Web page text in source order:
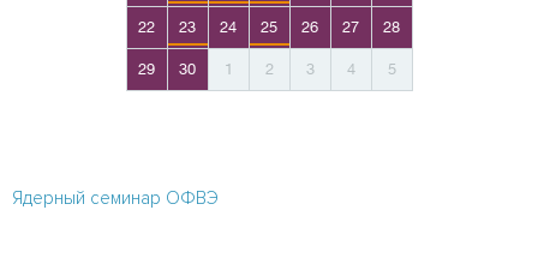
22 23 24 25 26 27 28
29 30 1 2 3 4 5
Ядерный семинар ОФВЭ